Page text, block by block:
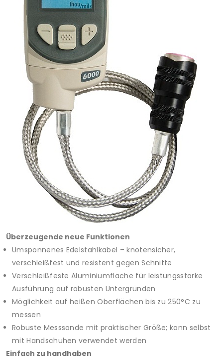
Überzeugende neue Funktionen
Umsponnenes Edelstahlkabel – knotensicher,
verschleißfest und resistent gegen Schnitte
Verschleißfeste Aluminiumfläche für leistungsstarke
Ausführung auf robusten Untergründen
Möglichkeit auf heißen Oberflächen bis zu 250°C zu
messen
Robuste Messsonde mit praktischer Größe; kann selbst
mit Handschuhen verwendet werden
Einfach zu handhaben